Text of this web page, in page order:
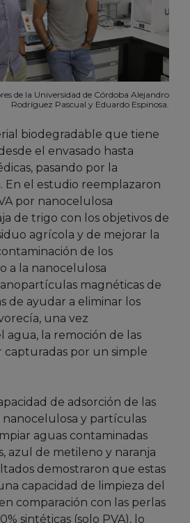
de la Universidad de Córdoba Alejandro
Rodríguez Pascual y Eduardo Espinosa.
biodegradable que tiene
el envasado hasta
pasando por la
En el estudio reemplazaron
por nanocelulosa
de trigo con los objetivos de
agrícola y de mejorar la
de los
a la nanocelulosa
magnéticas de
de ayudar a eliminar los
una vez
agua, la remoción de las
capturadas por un simple
de adsorción de las
nanocelulosa y partículas
aguas contaminadas
azul de metileno y naranja
demostraron que estas
capacidad de limpieza del
comparación con las perlas
sintéticas (solo PVA), lo